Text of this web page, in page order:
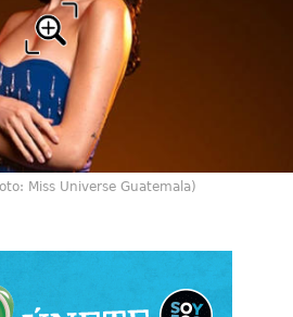
Miss Universe Guatemala)